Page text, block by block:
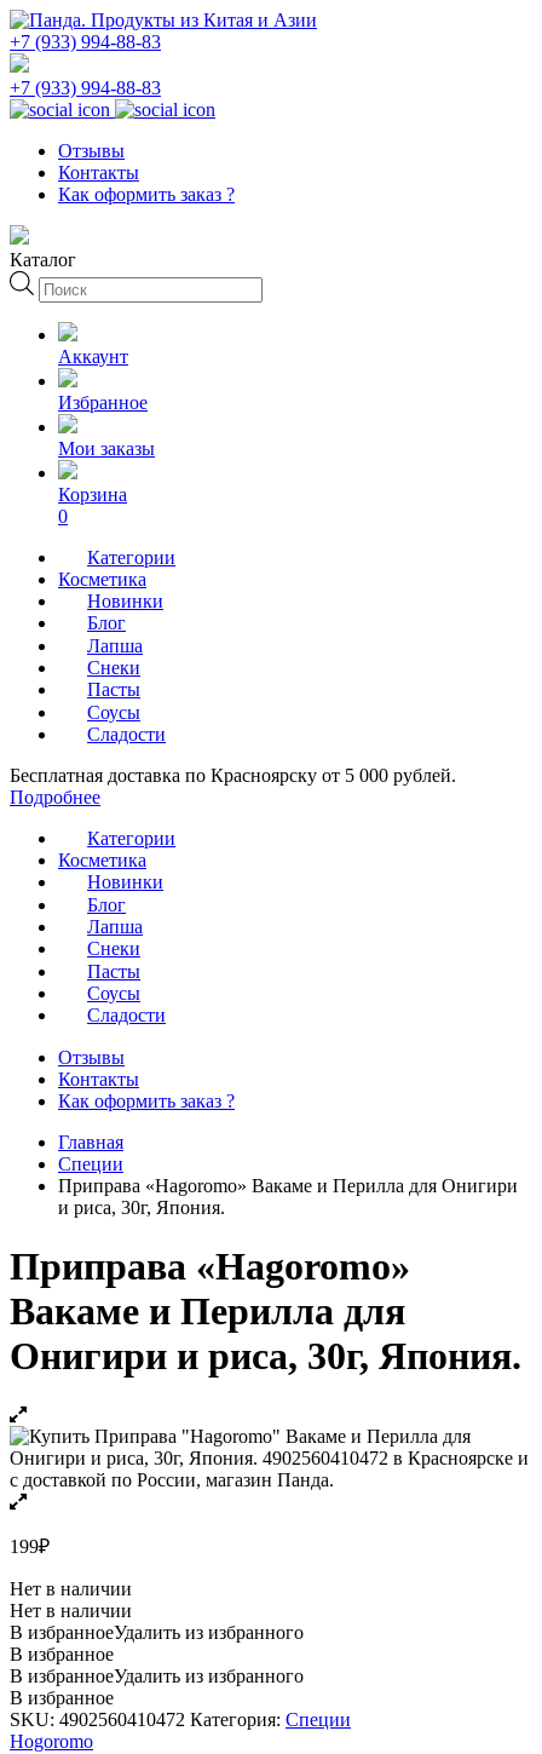
+7 (933) 994-88-83
+7 (933) 994-88-83
Отзывы
Контакты
Как оформить заказ ?
Каталог
Поиск
товаров
Аккаунт
Избранное
Мои заказы
Корзина
0
Категории
Косметика
Новинки
Блог
Лапша
Снеки
Пасты
Соусы
Сладости
Бесплатная доставка по Красноярску от 5 000 рублей.
Подробнее
Категории
Косметика
Новинки
Блог
Лапша
Снеки
Пасты
Соусы
Сладости
Отзывы
Контакты
Как оформить заказ ?
Главная
Специи
Приправа «Hagoromo» Вакаме и Перилла для Онигири
и риса, 30г, Япония.
Приправа «Hagoromo»
Вакаме и Перилла для
Онигири и риса, 30г, Япония.
199₽
Нет в наличии
Нет в наличии
В избранноеУдалить из избранного
В избранное
В избранноеУдалить из избранного
В избранное
SKU: 4902560410472 Категория: Специи
Hogoromo